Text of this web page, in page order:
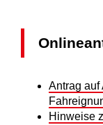
Antrag auf
Hinweise